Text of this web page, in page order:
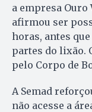
a empresa
afirmou ser
horas, antes
partes do lixão.
pelo Corpo de
A Semad
não acesse a